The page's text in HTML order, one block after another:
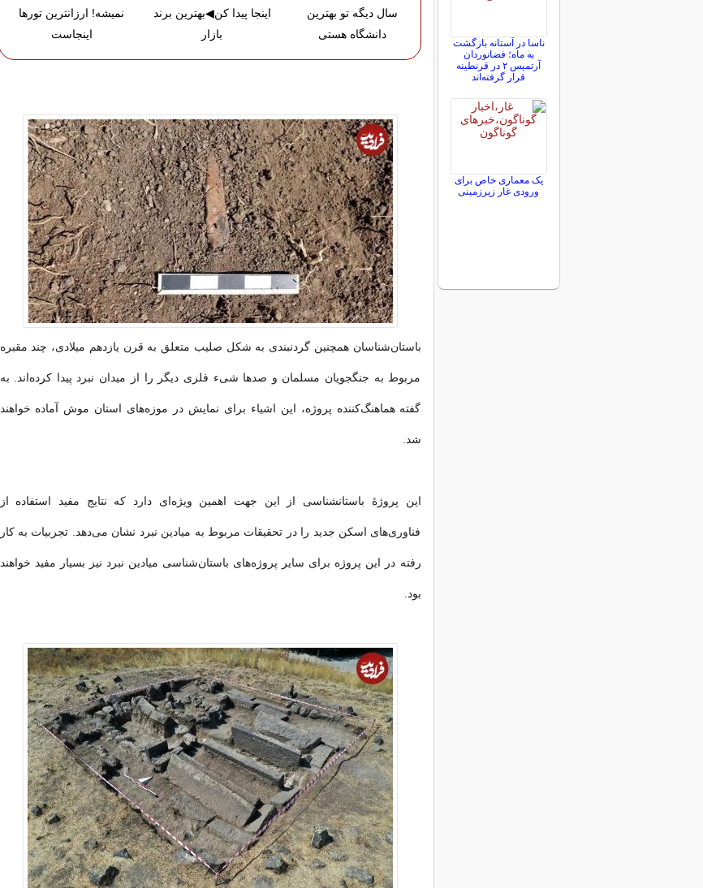
سال دیگه تو بهترین
دانشگاه هستی
اینجا پیدا کن◀بهترین برند
بازار
نمیشه! ارزانترین تورها
اینجاست
باستان‌شناسان همچنین گردنبندی به شکل صلیب متعلق به قرن یازدهم میلادی، چند مقبره
مربوط به جنگجویان مسلمان و صدها شیء فلزی دیگر را از میدان نبرد پیدا کرده‌اند. به
گفته هماهنگ‌کننده پروژه، این اشیاء برای نمایش در موزه‌های استان موش آماده خواهند
شد.
این پروژۀ باستانشناسی از این جهت اهمین ویژه‌ای دارد که نتایج مفید استفاده از
فناوری‌های اسکن جدید را در تحقیقات مربوط به میادین نبرد نشان می‌دهد. تجربیات به کار
رفته در این پروژه برای سایر پروژه‌های باستان‌شناسی میادین نبرد نیز بسیار مفید خواهند
بود.
ناسا در آستانه بازگشت
به ماه؛ فضانوردان
آرتمیس ۲ در قرنطینه
قرار گرفته‌اند
یک معماری خاص برای
ورودی غار زیرزمینی